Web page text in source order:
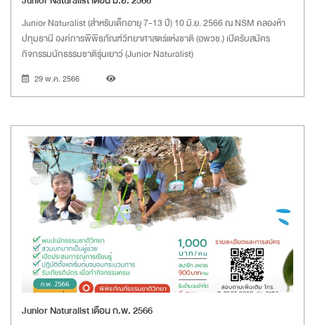
Junior Naturalist (สำหรับเด็กอายุ 7-13 ปี) 10 มิ.ย. 2566 ณ NSM คลองห้า
ปทุมธานี องค์การพิพิธภัณฑ์วิทยาศาสตร์แห่งชาติ (อพวช.) เปิดรับสมัคร
กิจกรรมนักธรรมชาติรุ่นเยาว์ (Junior Naturalist)
29 พ.ค. 2566
Junior Naturalist เดือน ก.พ. 2566